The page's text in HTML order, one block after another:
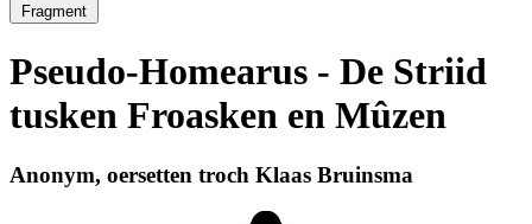
Fragment
Pseudo-Homearus - De Striid
tusken Froasken en Mûzen
Anonym, oersetten troch Klaas Bruinsma